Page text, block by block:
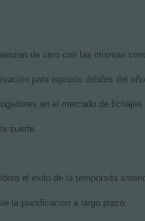
de cero con las mismas
para equipos débiles del año
en el mercado de fichajes.
suerte.
el éxito de la temporada
la planificación a largo plazo.